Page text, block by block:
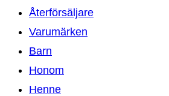
Återförsäljare
Varumärken
Barn
Honom
Henne